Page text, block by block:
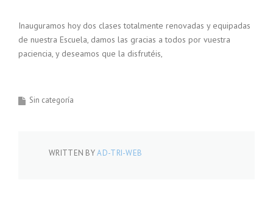
Inauguramos hoy dos clases totalmente renovadas y equipadas
de nuestra Escuela, damos las gracias a todos por vuestra
paciencia, y deseamos que la disfrutéis,
Sin categoría
WRITTEN BYAD-TRI-WEB